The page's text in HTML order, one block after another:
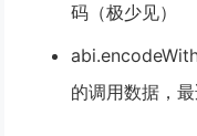
码（极少见）
的调用数据，